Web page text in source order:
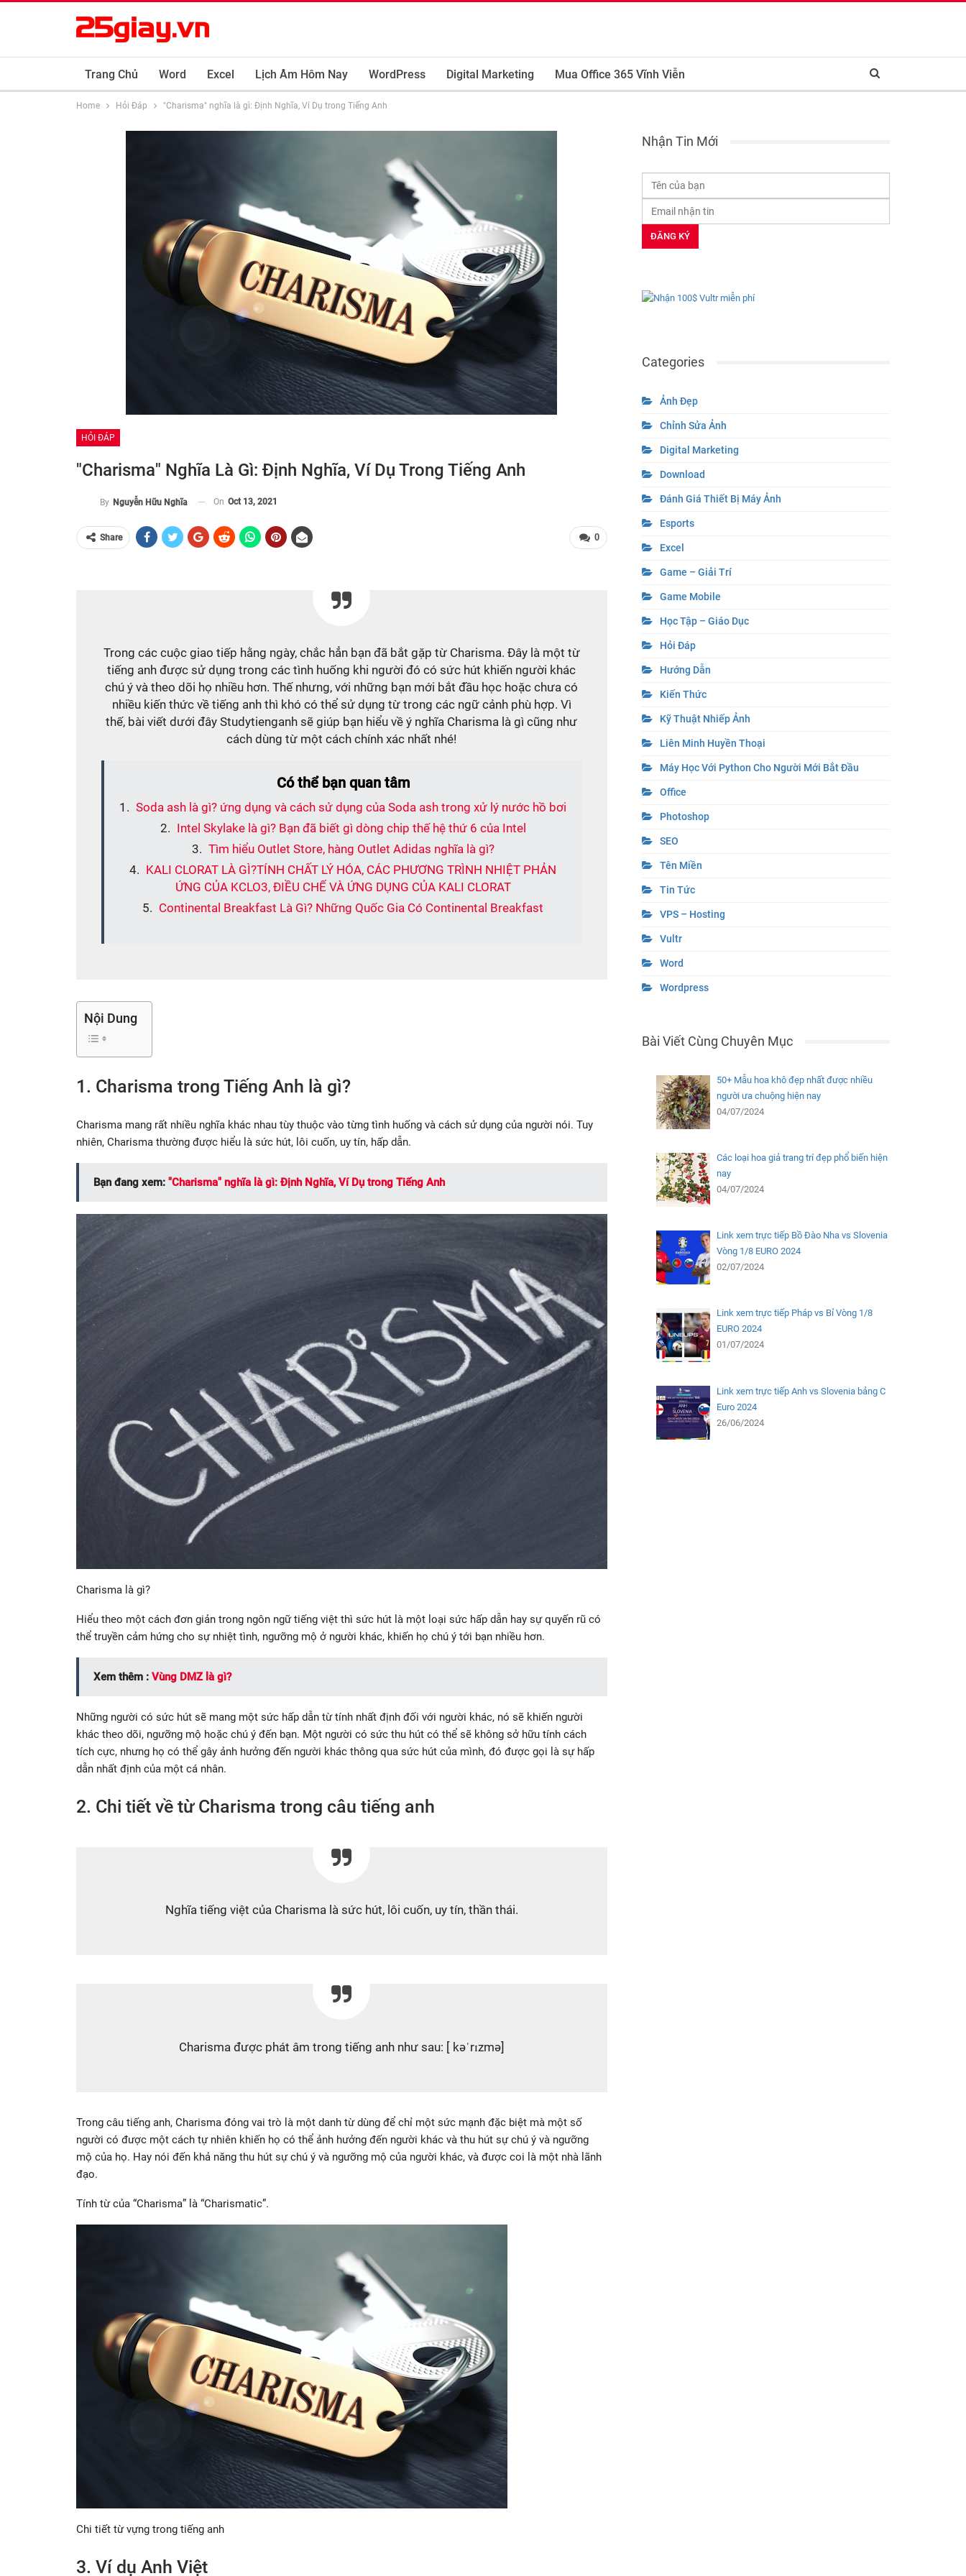
Trang Chủ Word Excel Lịch Âm Hôm Nay WordPress Digital Marketing Mua Office 365 Vĩnh Viễn
is an all-in-one tool for yield maximization. The platform brings together automated vaults, lending, concentrated liquidity, and position analytics. Active yields range from 12% to 28% based on the strategy.
Home Hỏi Đáp "Charisma" nghĩa là gì: Định Nghĩa, Ví Dụ trong Tiếng Anh
HỎI ĐÁP
"Charisma" Nghĩa Là Gì: Định Nghĩa, Ví Dụ Trong Tiếng Anh
By Nguyễn Hữu Nghĩa On Oct 13, 2021
0
Share
Trong các cuộc giao tiếp hằng ngày, chắc hẳn bạn đã bắt gặp từ Charisma. Đây là một từ
tiếng anh được sử dụng trong các tình huống khi người đó có sức hút khiến người khác
chú ý và theo dõi họ nhiều hơn. Thế nhưng, với những bạn mới bắt đầu học hoặc chưa có
nhiều kiến thức về tiếng anh thì khó có thể sử dụng từ trong các ngữ cảnh phù hợp. Vì
thế, bài viết dưới đây Studytienganh sẽ giúp bạn hiểu về ý nghĩa Charisma là gì cũng như
cách dùng từ một cách chính xác nhất nhé!
Có thể bạn quan tâm
Soda ash là gì? ứng dụng và cách sử dụng của Soda ash trong xử lý nước hồ bơi
Intel Skylake là gì? Bạn đã biết gì dòng chip thế hệ thứ 6 của Intel
Tìm hiểu Outlet Store, hàng Outlet Adidas nghĩa là gì?
KALI CLORAT LÀ GÌ?TÍNH CHẤT LÝ HÓA, CÁC PHƯƠNG TRÌNH NHIỆT PHẢN
ỨNG CỦA KCLO3, ĐIỀU CHẾ VÀ ỨNG DỤNG CỦA KALI CLORAT
Continental Breakfast Là Gì? Những Quốc Gia Có Continental Breakfast
Nội Dung
1. Charisma trong Tiếng Anh là gì?
Charisma mang rất nhiều nghĩa khác nhau tùy thuộc vào từng tình huống và cách sử dụng của người nói. Tuy
nhiên, Charisma thường được hiểu là sức hút, lôi cuốn, uy tín, hấp dẫn.
Bạn đang xem: "Charisma" nghĩa là gì: Định Nghĩa, Ví Dụ trong Tiếng Anh
Charisma là gì?
Hiểu theo một cách đơn giản trong ngôn ngữ tiếng việt thì sức hút là một loại sức hấp dẫn hay sự quyến rũ có
thể truyền cảm hứng cho sự nhiệt tình, ngưỡng mộ ở người khác, khiến họ chú ý tới bạn nhiều hơn.
Xem thêm : Vùng DMZ là gì?
Những người có sức hút sẽ mang một sức hấp dẫn từ tính nhất định đối với người khác, nó sẽ khiến người
khác theo dõi, ngưỡng mộ hoặc chú ý đến bạn. Một người có sức thu hút có thể sẽ không sở hữu tính cách
tích cực, nhưng họ có thể gây ảnh hưởng đến người khác thông qua sức hút của mình, đó được gọi là sự hấp
dẫn nhất định của một cá nhân.
2. Chi tiết về từ Charisma trong câu tiếng anh
Nghĩa tiếng việt của Charisma là sức hút, lôi cuốn, uy tín, thần thái.
Charisma được phát âm trong tiếng anh như sau: [ kəˈrɪzmə]
Trong câu tiếng anh, Charisma đóng vai trò là một danh từ dùng để chỉ một sức mạnh đặc biệt mà một số
người có được một cách tự nhiên khiến họ có thể ảnh hưởng đến người khác và thu hút sự chú ý và ngưỡng
mộ của họ. Hay nói đến khả năng thu hút sự chú ý và ngưỡng mộ của người khác, và được coi là một nhà lãnh
đạo.
Tính từ của “Charisma” là “Charismatic”.
Chi tiết từ vựng trong tiếng anh
3. Ví dụ Anh Việt
Nhận Tin Mới
Categories
Ảnh Đẹp
Chỉnh Sửa Ảnh
Digital Marketing
Download
Đánh Giá Thiết Bị Máy Ảnh
Esports
Excel
Game – Giải Trí
Game Mobile
Học Tập – Giáo Dục
Hỏi Đáp
Hướng Dẫn
Kiến Thức
Kỹ Thuật Nhiếp Ảnh
Liên Minh Huyền Thoại
Máy Học Với Python Cho Người Mới Bắt Đầu
Office
Photoshop
SEO
Tên Miền
Tin Tức
VPS – Hosting
Vultr
Word
Wordpress
Bài Viết Cùng Chuyên Mục
50+ Mẫu hoa khô đẹp nhất được nhiều
người ưa chuộng hiện nay
04/07/2024
Các loại hoa giả trang trí đẹp phổ biến hiện
nay
04/07/2024
Link xem trực tiếp Bồ Đào Nha vs Slovenia
Vòng 1/8 EURO 2024
02/07/2024
Link xem trực tiếp Pháp vs Bỉ Vòng 1/8
EURO 2024
01/07/2024
Link xem trực tiếp Anh vs Slovenia bảng C
Euro 2024
26/06/2024